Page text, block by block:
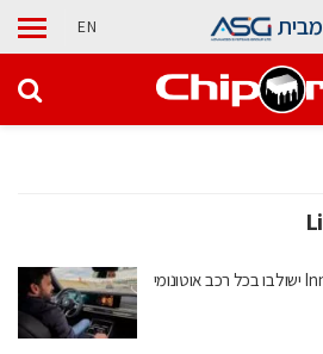
מבית EN
תשעה חיישני InnovizTwo LiDAR ישולבו בכל רכב אוטונומי